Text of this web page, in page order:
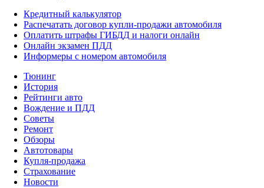
Кредитный калькулятор
Распечатать договор купли-продажи автомобиля
Оплатить штрафы ГИБДД и налоги онлайн
Онлайн экзамен ПДД
Информеры с номером автомобиля
Тюнинг
История
Рейтинги авто
Вождение и ПДД
Советы
Ремонт
Обзоры
Автотовары
Купля-продажа
Страхование
Новости